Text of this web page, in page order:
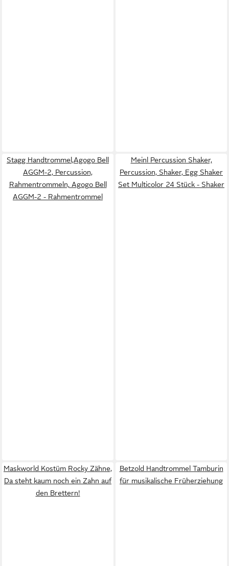
Stagg Handtrommel,Agogo Bell
AGGM-2, Percussion,
Rahmentrommeln, Agogo Bell
AGGM-2 - Rahmentrommel
Meinl Percussion Shaker,
Percussion, Shaker, Egg Shaker
Set Multicolor 24 Stück - Shaker
Maskworld Kostüm Rocky Zähne,
Da steht kaum noch ein Zahn auf
den Brettern!
Betzold Handtrommel Tamburin
für musikalische Früherziehung